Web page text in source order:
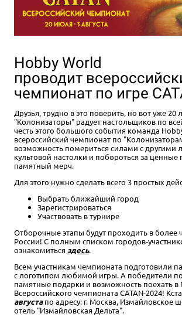
Hobby World
проводит
чемпионат по игре
Друзья, трудно в это поверить, но вот уже 20
"Колонизаторы" радует настольщиков по
честь этого большого события команда
всероссийский чемпионат по
возможность помериться силами с другими
культовой настолки и побороться за ценные
памятный мерч.
Для этого нужно сделать всего 3 простых
Выбрать ближайший город
Зарегистрироваться
Участвовать в турнире
Отборочные этапы будут проходить в более
России! С полным списком городов-
ознакомиться здесь.
Всем участникам чемпионата подготовили
с логотипом любимой игры. А победители
памятные подарки и возможность поехать в
Всероссийского чемпионата CATAN-2024!
августапо адресу: г. Москва, Измайловское
отель "Измайловская Дельта".